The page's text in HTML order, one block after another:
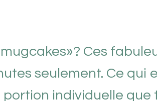
Ces
seulement. Ce qui
individuelle